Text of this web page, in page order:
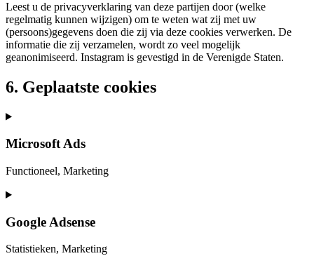
Leest u de privacyverklaring van deze partijen door (welke
regelmatig kunnen wijzigen) om te weten wat zij met uw
(persoons)gegevens doen die zij via deze cookies verwerken. De
informatie die zij verzamelen, wordt zo veel mogelijk
geanonimiseerd. Instagram is gevestigd in de Verenigde Staten.
6. Geplaatste cookies
Microsoft Ads
Functioneel, Marketing
Consent
service
microsoft-
ads
Google Adsense
Statistieken, Marketing